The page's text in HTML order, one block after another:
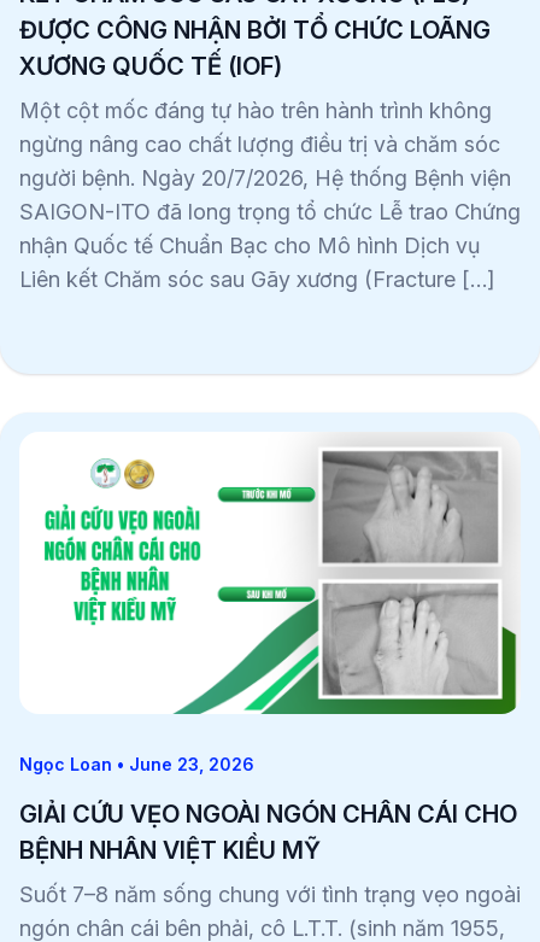
ĐƯỢC CÔNG NHẬN BỞI TỔ CHỨC LOÃNG
XƯƠNG QUỐC TẾ (IOF)
Một cột mốc đáng tự hào trên hành trình không
ngừng nâng cao chất lượng điều trị và chăm sóc
người bệnh. Ngày 20/7/2026, Hệ thống Bệnh viện
SAIGON-ITO đã long trọng tổ chức Lễ trao Chứng
nhận Quốc tế Chuẩn Bạc cho Mô hình Dịch vụ
Liên kết Chăm sóc sau Gãy xương (Fracture […]
Ngọc Loan • June 23, 2026
GIẢI CỨU VẸO NGOÀI NGÓN CHÂN CÁI CHO
BỆNH NHÂN VIỆT KIỀU MỸ
Suốt 7–8 năm sống chung với tình trạng vẹo ngoài
ngón chân cái bên phải, cô L.T.T. (sinh năm 1955,